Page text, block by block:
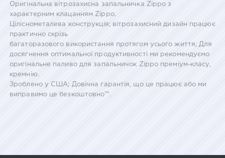
Оригінальна вітрозахисна запальничка Zippo з
характерним клацанням Zippo.
Ціліснометалева конструкція; вітрозахисний дизайн працює
практично скрізь
багаторазового використання протягом усього життя; Для
досягнення оптимальної продуктивності ми рекомендуємо
оригінальне паливо для запальничок Zippo преміум-класу,
кремнію.
Зроблено у США; Довічна гарантія, що це працює або ми
виправимо це безкоштовно™.